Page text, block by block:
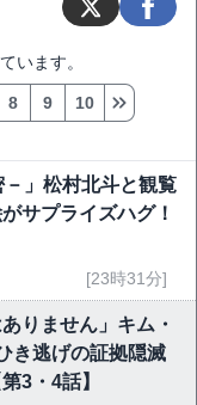
います。
8 9 10
－」松村北斗と観覧
サプライズハグ！
[23時31分]
りません」キム・
き逃げの証拠隠滅
3・4話】